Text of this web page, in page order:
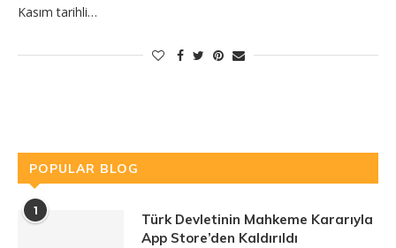
Kasım tarihli…
POPULAR BLOG
1
Türk Devletinin Mahkeme Kararıyla
App Store’den Kaldırıldı